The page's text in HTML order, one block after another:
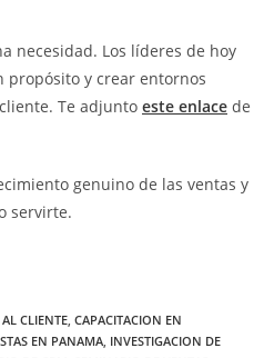
necesidad. Los líderes de hoy
propósito y crear entornos
Te adjunto este enlace de
genuino de las ventas y
servirte.
CLIENTE CAPACITACION EN
EN PANAMA INVESTIGACION DE